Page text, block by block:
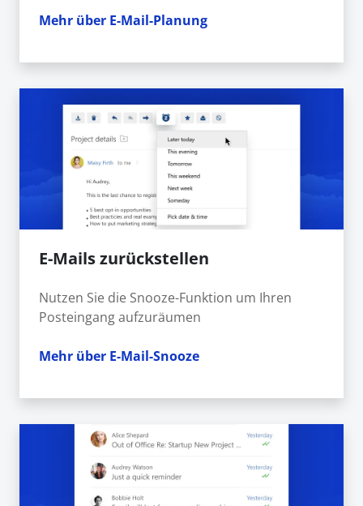
Mehr über E-Mail-Planung
E-Mails zurückstellen
Nutzen Sie die Snooze-Funktion um Ihren
Posteingang aufzuräumen
Mehr über E-Mail-Snooze